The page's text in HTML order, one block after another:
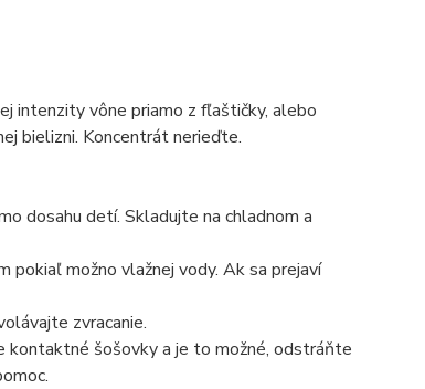
intenzity vône priamo z fľaštičky, alebo
bielizni. Koncentrát nerieďte.
dosahu detí. Skladujte na chladnom a
možno vlažnej vody. Ak sa prejaví
zvracanie.
kontaktné šošovky a je to možné, odstráňte